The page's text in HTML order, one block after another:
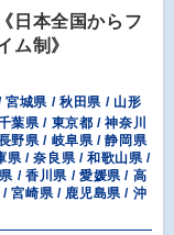
日本全国からフ
ム制》
宮城県 / 秋田県 / 山形
葉県 / 東京都 / 神奈川
野県 / 岐阜県 / 静岡県
県 / 奈良県 / 和歌山県 /
/ 香川県 / 愛媛県 / 高
宮崎県 / 鹿児島県 / 沖